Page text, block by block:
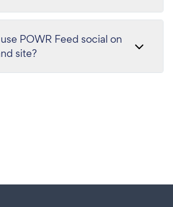
POWR Feed social on
site?